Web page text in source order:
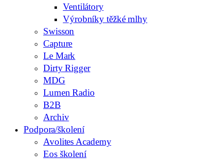
Ventilátory
Výrobníky těžké mlhy
Swisson
Capture
Le Mark
Dirty Rigger
MDG
Lumen Radio
B2B
Archiv
Podpora/školení
Avolites Academy
Eos školení